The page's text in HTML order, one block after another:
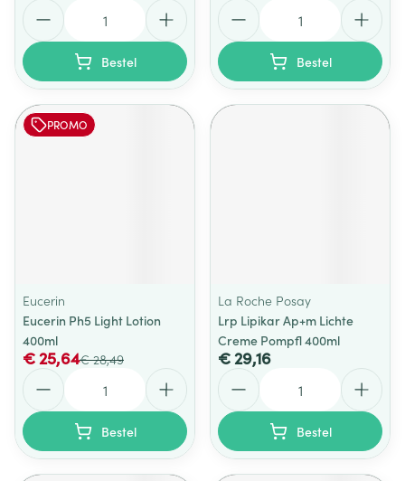
Bestel Bestel
PROMO
Eucerin
Eucerin Ph5 Light Lotion
400ml
€ 28,49
€ 25,64
Bestel
La Roche Posay
Lrp Lipikar Ap+m Lichte
Creme Pompfl 400ml
€ 29,16
Bestel